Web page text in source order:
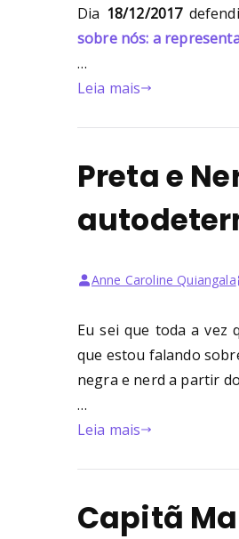
Dia 18/12/2017
sobre nós: a
…
Leia mais
Preta e
Anne Caroline Quiangala
Eu sei que toda a vez
que estou falando
negra e nerd a partir
…
Leia mais
Capitã